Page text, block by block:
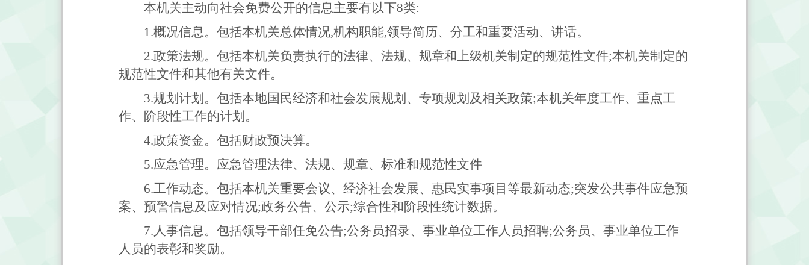
本机关主动向社会免费公开的信息主要有以下8类:
1.概况信息。包括本机关总体情况,机构职能,领导简历、分工和重要活动、讲话。
2.政策法规。包括本机关负责执行的法律、法规、规章和上级机关制定的规范性文件;本机关制定的
规范性文件和其他有关文件。
3.规划计划。包括本地国民经济和社会发展规划、专项规划及相关政策;本机关年度工作、重点工
作、阶段性工作的计划。
4.政策资金。包括财政预决算。
5.应急管理。应急管理法律、法规、规章、标准和规范性文件
6.工作动态。包括本机关重要会议、经济社会发展、惠民实事项目等最新动态;突发公共事件应急预
案、预警信息及应对情况;政务公告、公示;综合性和阶段性统计数据。
7.人事信息。包括领导干部任免公告;公务员招录、事业单位工作人员招聘;公务员、事业单位工作
人员的表彰和奖励。